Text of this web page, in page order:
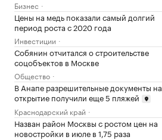
Бизнес
Цены на медь показали самый долгий
период роста с 2020 года
Инвестиции
Собянин отчитался о строительстве
соцобъектов в Москве
Общество
В Анапе разрешительные документы на
открытие получили еще 5 пляжей
Краснодарский край
Назван район Москвы с ростом цен на
новостройки в июле в 1,75 раза